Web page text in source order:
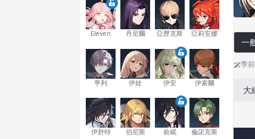
Eleven 丹尼爾 亞歷克斯 亞莉安娜
亨利 伊娃 伊安 伊索爾
伊舒特 伯尼斯 俞岷 倫諾克斯
一
季
大